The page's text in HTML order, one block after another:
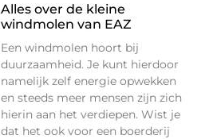
Alles over de kleine
windmolen van EAZ
Een windmolen hoort bij
duurzaamheid. Je kunt hierdoor
namelijk zelf energie opwekken
en steeds meer mensen zijn zich
hierin aan het verdiepen. Wist je
dat het ook voor een boerderij